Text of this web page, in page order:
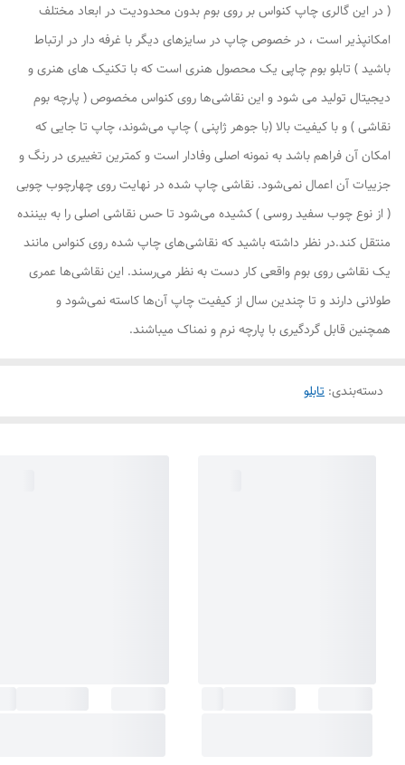
( در این گالری چاپ کنواس بر روی بوم بدون محدودیت در ابعاد مختلف
امکانپذیر است ، در خصوص چاپ در سایزهای دیگر با غرفه دار در ارتباط
باشید ) تابلو بوم چاپی یک محصول هنری است که با تکنیک های هنری و
دیجیتال تولید می شود و این نقاشی‌ها روی کنواس مخصوص ( پارچه بوم
نقاشی ) و با کیفیت بالا (با جوهر ژاپنی ) چاپ می‌شوند، چاپ تا جایی که
امکان آن فراهم باشد به نمونه اصلی وفادار است و کمترین تغییری در رنگ و
جزییات آن اعمال نمی‌شود. نقاشی چاپ شده در نهایت روی چهارچوب چوبی
( از نوع چوب سفید روسی ) کشیده می‌شود تا حس نقاشی اصلی را به بیننده
منتقل کند.در نظر داشته باشید که نقاشی‌های چاپ شده روی کنواس مانند
یک نقاشی روی بوم واقعی کار دست به نظر می‌رسند. این نقاشی‌ها عمری
طولانی دارند و تا چندین سال از کیفیت چاپ آن‌ها کاسته نمی‌شود و
همچنین قابل گردگیری با پارچه نرم و نمناک میباشند.
دسته‌بندی: تابلو